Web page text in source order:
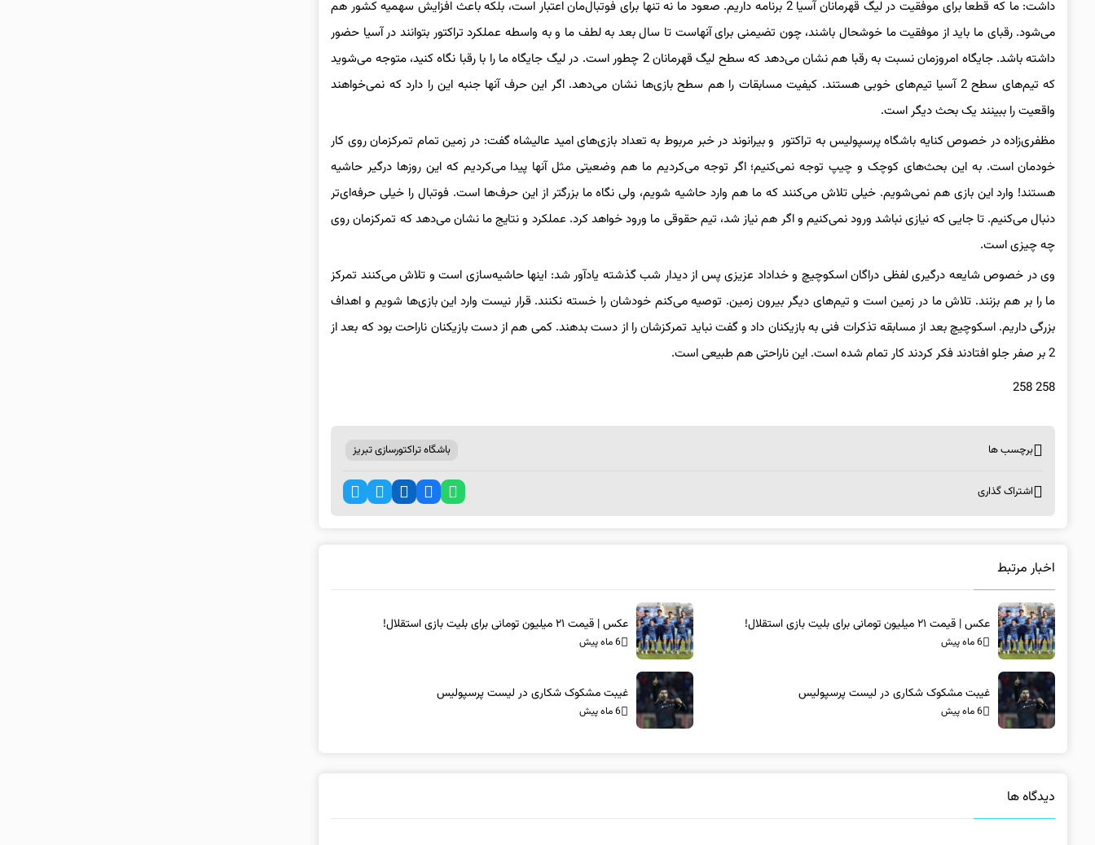
داشت: ما که قطعاً برای موفقیت در لیگ قهرمانان آسیا 2 برنامه داریم. صعود ما نه تنها برای فوتبال‌مان اعتبار است، بلکه باعث افزایش سهمیه کشور هم
می‌شود. رقبای ما باید از موفقیت ما خوشحال باشند، چون تضیمنی برای آنهاست تا سال بعد به لطف ما و به واسطه عملکرد تراکتور بتوانند در آسیا حضور
داشته باشد. جایگاه امروزمان نسبت به رقبا هم نشان می‌دهد که سطح لیگ قهرمانان 2 چطور است. در لیگ جایگاه ما را با رقبا نگاه کنید، متوجه می‌شوید
که تیم‌های سطح 2 آسیا تیم‌های خوبی هستند. کیفیت مسابقات را هم سطح بازی‌ها نشان می‌دهد. اگر این حرف آنها جنبه این را دارد که نمی‌خواهند
واقعیت را ببینند یک بحث دیگر است.
مظفری‌زاده در خصوص کنایه باشگاه پرسپولیس به تراکتور و بیرانوند در خبر مربوط به تعداد بازی‌های امید عالیشاه گفت: در زمین تمام تمرکزمان روی کار
خودمان است. به این بحث‌های کوچک و چیپ توجه نمی‌کنیم؛ اگر توجه می‌کردیم ما هم وضعیتی مثل آنها پیدا می‌کردیم که این روزها درگیر حاشیه
هستند! وارد این بازی هم نمی‌شویم. خیلی تلاش می‌کنند که ما هم وارد حاشیه شویم، ولی نگاه ما بزرگتر از این حرف‌ها است. فوتبال را خیلی حرفه‌ای‌تر
دنبال می‌کنیم. تا جایی که نیازی نباشد ورود نمی‌کنیم و اگر هم نیاز شد، تیم حقوقی ما ورود خواهد کرد. عملکرد و نتایج ما نشان می‌دهد که تمرکزمان روی
چه چیزی است.
وی در خصوص شایعه درگیری لفظی دراگان اسکوچیچ و خداداد عزیزی پس از دیدار شب گذشته یادآور شد: اینها حاشیه‌سازی است و تلاش می‌کنند تمرکز
ما را بر هم بزنند. تلاش‌ ما در زمین است و تیم‌های دیگر بیرون زمین. توصیه می‌کنم خودشان را خسته نکنند. قرار نیست وارد این بازی‌ها شویم و اهداف
بزرگی داریم. اسکوچیچ بعد از مسابقه تذکرات فنی به بازیکنان داد و گفت نباید تمرکزشان را از دست بدهند. کمی هم از دست بازیکنان ناراحت بود که بعد از
2 بر صفر جلو افتادند فکر کردند کار تمام شده است. این ناراحتی هم طبیعی است.
258 258
برچسب ها باشگاه تراکتورسازی تبریز
اشتراک گذاری
اخبار مرتبط
عکس | قیمت ۲۱ میلیون تومانی برای بلیت بازی استقلال!
6 ماه پیش
عکس | قیمت ۲۱ میلیون تومانی برای بلیت بازی استقلال!
6 ماه پیش
غیبت مشکوک شکاری در لیست پرسپولیس
6 ماه پیش
غیبت مشکوک شکاری در لیست پرسپولیس
6 ماه پیش
دیدگاه ها